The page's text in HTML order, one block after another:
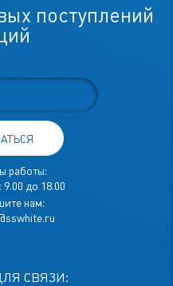
поступлений
работы:
9.00 до 18.00
нам:
СВЯЗИ: